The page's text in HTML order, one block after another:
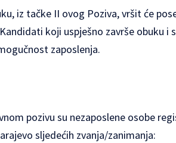
iz tačke II ovog Poziva, vršit će
koji uspješno završe obuku i
zaposlenja.
pozivu su nezaposlene osobe
sljedećih zvanja/zanimanja: